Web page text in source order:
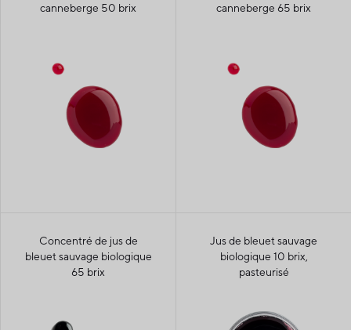
canneberge 50 brix
canneberge 65 brix
Concentré de jus de
bleuet sauvage biologique
65 brix
Jus de bleuet sauvage
biologique 10 brix,
pasteurisé